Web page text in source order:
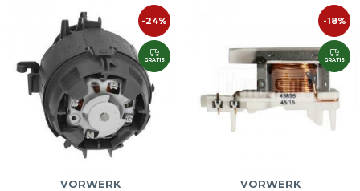
-24%
GRATIS
VORWERK
-18%
GRATIS
VORWERK